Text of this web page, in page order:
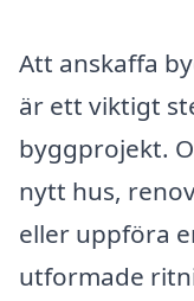
Att anskaffa
är ett viktigt
byggprojekt.
nytt hus,
eller uppföra
utformade